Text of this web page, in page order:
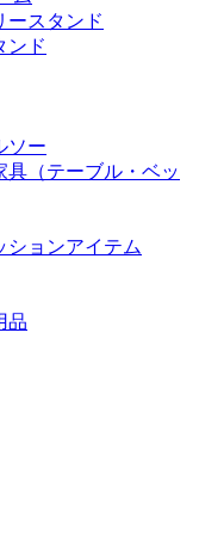
スタンド
ンド
ソー
具（テーブル・ベッ
ションアイテム
品